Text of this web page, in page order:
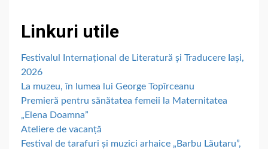
Linkuri utile
Festivalul Internațional de Literatură și Traducere Iași,
2026
La muzeu, în lumea lui George Topîrceanu
Premieră pentru sănătatea femeii la Maternitatea
„Elena Doamna”
Ateliere de vacanță
Festival de tarafuri și muzici arhaice „Barbu Lăutaru”,